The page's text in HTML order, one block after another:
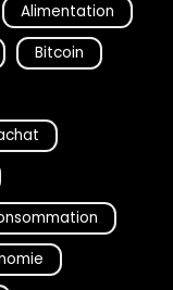
Alimentation
Bitcoin